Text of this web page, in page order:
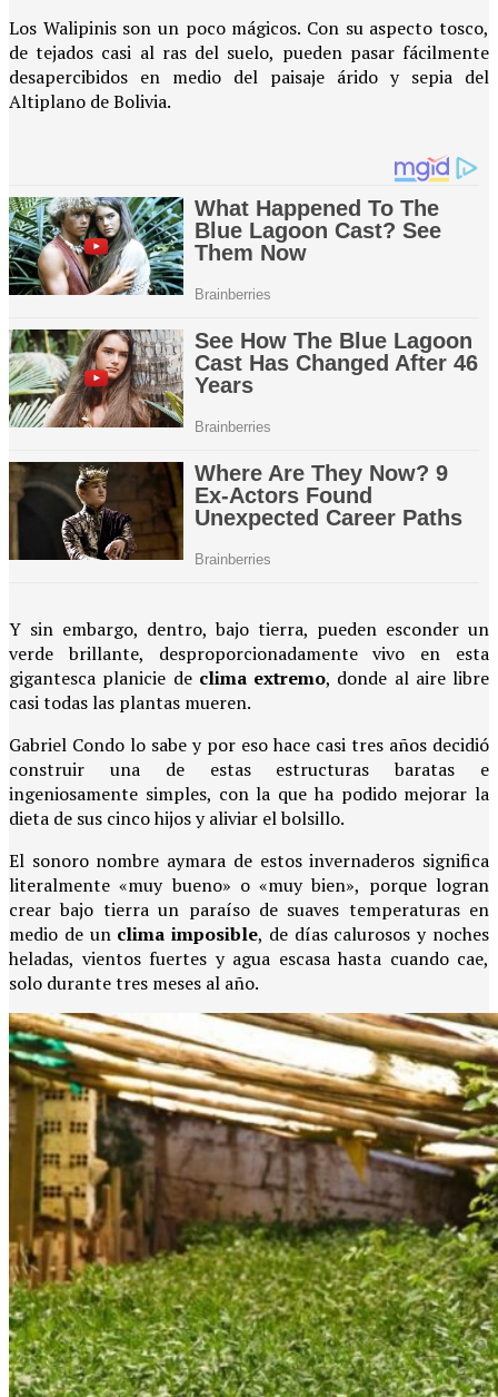
Los Walipinis son un poco mágicos. Con su aspecto tosco,
de tejados casi al ras del suelo, pueden pasar fácilmente
desapercibidos en medio del paisaje árido y sepia del
Altiplano de Bolivia.
Y sin embargo, dentro, bajo tierra, pueden esconder un
verde brillante, desproporcionadamente vivo en esta
gigantesca planicie de clima extremo, donde al aire libre
casi todas las plantas mueren.
Gabriel Condo lo sabe y por eso hace casi tres años decidió
construir una de estas estructuras baratas e
ingeniosamente simples, con la que ha podido mejorar la
dieta de sus cinco hijos y aliviar el bolsillo.
El sonoro nombre aymara de estos invernaderos significa
literalmente «muy bueno» o «muy bien», porque logran
crear bajo tierra un paraíso de suaves temperaturas en
medio de un clima imposible, de días calurosos y noches
heladas, vientos fuertes y agua escasa hasta cuando cae,
solo durante tres meses al año.